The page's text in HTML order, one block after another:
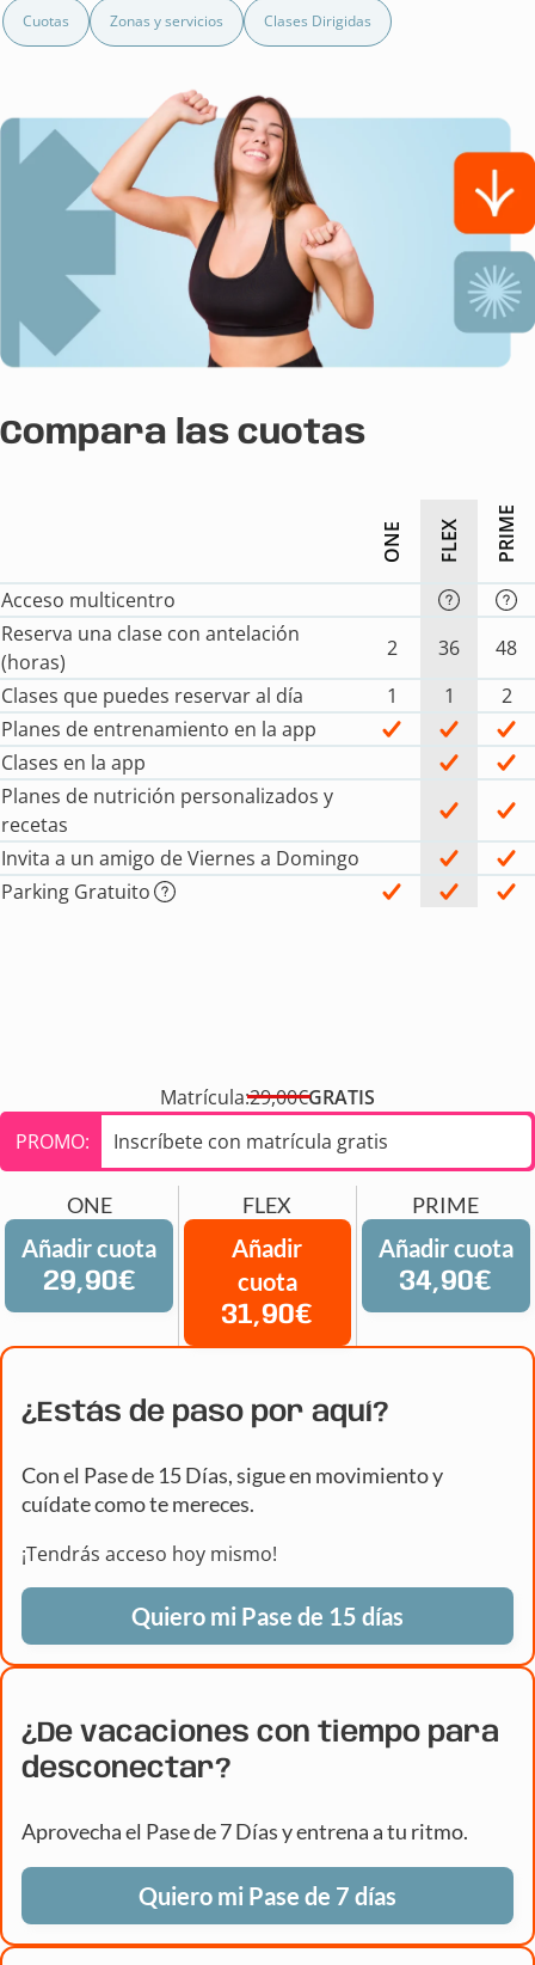
Cuotas Zonas y servicios Clases Dirigidas
Compara las cuotas
ONE FLEX PRIME
Acceso multicentro
Reserva una clase con antelación
(horas)
2 36
48
Clases que puedes reservar al día
1 1
2
Planes de entrenamiento en la app
Clases en la app
Planes de nutrición personalizados y
recetas
Invita a un amigo de Viernes a Domingo
Parking Gratuito
Matrícula:29,00€GRATIS
PROMO:
Inscríbete con matrícula gratis
ONE
Añadir cuota
29,90€
FLEX
Añadir
cuota
31,90€
PRIME
Añadir cuota
34,90€
¿Estás de paso por aquí?
Con el Pase de 15 Días, sigue en movimiento y
cuídate como te mereces.
¡Tendrás acceso hoy mismo!
Quiero mi Pase de 15 días
¿De vacaciones con tiempo para
desconectar?
Aprovecha el Pase de 7 Días y entrena a tu ritmo.
Quiero mi Pase de 7 días